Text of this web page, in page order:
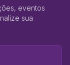
eventos
sua